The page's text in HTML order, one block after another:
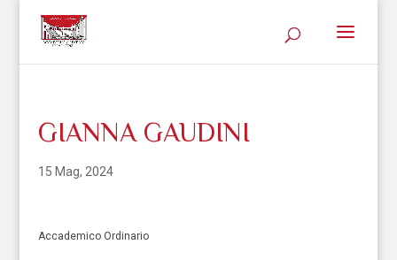
GIANNA GAUDINI
15 Mag, 2024
Accademico Ordinario